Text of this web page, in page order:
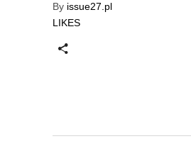
By issue27.pl
LIKES